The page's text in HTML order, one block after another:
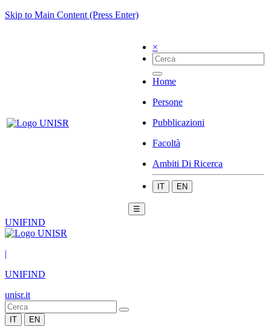
Skip to Main Content (Press Enter)
×
Home
Persone
Pubblicazioni
Facoltà
Ambiti Di Ricerca
IT EN
☰
UNIFIND
|
UNIFIND
unisr.it
IT EN